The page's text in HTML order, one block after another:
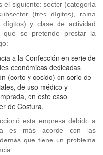
el siguiente: sector (categoría
(tres dígitos), rama
dígitos) y clase de actividad
se pretende prestar la
a la Confección en serie de
económicas dedicadas
(corte y cosido) en serie de
de uso médico y
en este caso
de Costura.
esta empresa debido a
es más acorde con las
que tiene un problema